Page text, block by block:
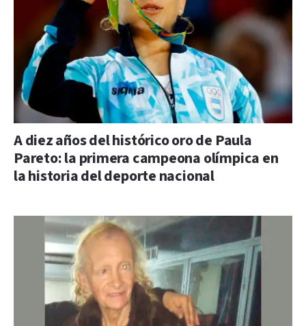
A diez años del histórico oro de Paula
Pareto: la primera campeona olímpica en
la historia del deporte nacional